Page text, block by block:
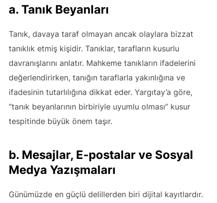
a. Tanık Beyanları
Tanık, davaya taraf olmayan ancak olaylara bizzat
tanıklık etmiş kişidir. Tanıklar, tarafların kusurlu
davranışlarını anlatır. Mahkeme tanıkların ifadelerini
değerlendirirken, tanığın taraflarla yakınlığına ve
ifadesinin tutarlılığına dikkat eder. Yargıtay’a göre,
“tanık beyanlarının birbiriyle uyumlu olması” kusur
tespitinde büyük önem taşır.
b. Mesajlar, E-postalar ve Sosyal
Medya Yazışmaları
Günümüzde en güçlü delillerden biri dijital kayıtlardır.